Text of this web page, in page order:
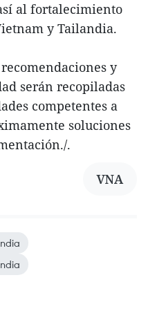
al fortalecimiento
y Tailandia.
y
serán recopiladas
competentes a
soluciones
.
VNA